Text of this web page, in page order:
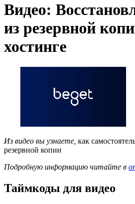
Видео:
из резервной
хостинге
Из видео вы узнаете, как
резервной копии
Подробную информацию читайте в
Таймкоды для видео